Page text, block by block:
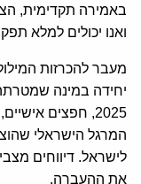
באמירה תקדימית,
ואנו יכולים למלא
מעבר להכרזות
יחידה במינה
2025, חפצים
לישראל. דיווחים
את ההעברה.